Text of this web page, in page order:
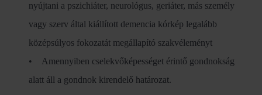
nyújtani a pszichiáter, neurológus, geriáter, más személy
vagy szerv által kiállított demencia kórkép legalább
középsúlyos fokozatát megállapító szakvéleményt
• Amennyiben cselekvőképességet érintő gondnokság
alatt áll a gondnok kirendelő határozat.